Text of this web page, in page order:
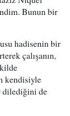
Bunun bir
hadisenin bir
çalışanın,
kendisiyle
dilediğini de